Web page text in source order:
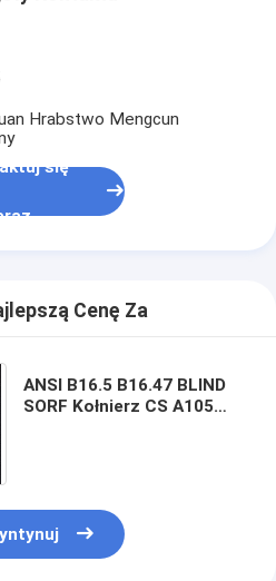
Hrabstwo Mengcun
się
Cenę Za
ANSI B16.5 B16.47 BLIND
SORF Kołnierz CS A105